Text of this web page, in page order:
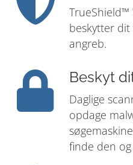
TrueShield™
beskytter
angreb.
Beskyt
Daglige
opdage
finde den